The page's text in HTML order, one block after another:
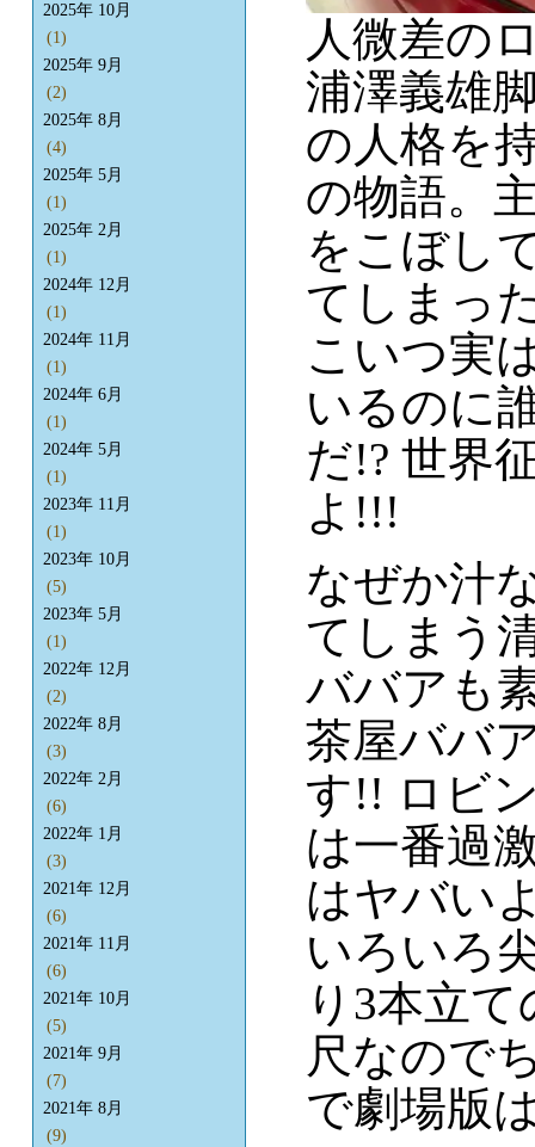
人微差の
浦澤義雄
の人格を
の物語。
をこぼし
てしまっ
こいつ実
いるのに
だ!? 世界
よ!!!
なぜか汁
てしまう
ババアも
茶屋ババ
す!! ロビ
は一番過
はヤバい
いろいろ
り3本立
尺なので
で劇場版
2025年 10月
(1)
2025年 9月
(2)
2025年 8月
(4)
2025年 5月
(1)
2025年 2月
(1)
2024年 12月
(1)
2024年 11月
(1)
2024年 6月
(1)
2024年 5月
(1)
2023年 11月
(1)
2023年 10月
(5)
2023年 5月
(1)
2022年 12月
(2)
2022年 8月
(3)
2022年 2月
(6)
2022年 1月
(3)
2021年 12月
(6)
2021年 11月
(6)
2021年 10月
(5)
2021年 9月
(7)
2021年 8月
(9)